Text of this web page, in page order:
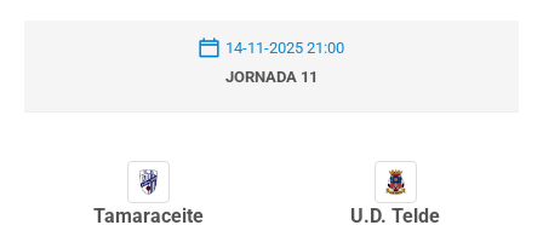
14-11-2025 21:00
JORNADA 11
Tamaraceite U.D. Telde